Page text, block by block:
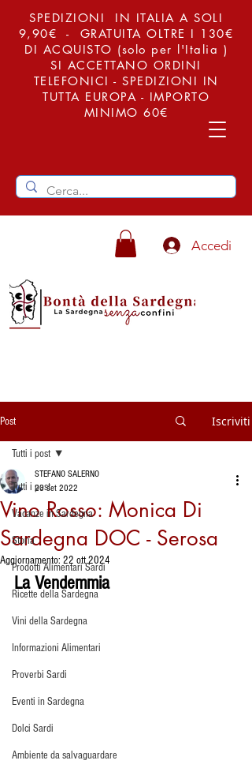
SPEDIZIONI IN ITALIA A SOLI
9,90€ - GRATUITA OLTRE I 130€
DI ACQUISTO (solo per l'Italia )
SI ACCETTANO ORDINI
TELEFONICI - SPEDIZIONI IN
TUTTA EUROPA - IMPORTO
MINIMO 60€
Accedi
Post Iscriviti
Tutti i post
Vacanze in Sardegna
Storia
Prodotti Alimentari Sardi
Ricette della Sardegna
Vini della Sardegna
Informazioni Alimentari
Proverbi Sardi
Eventi in Sardegna
Dolci Sardi
Ambiente da salvaguardare
Tutti i post
Vino Rosso: Monica Di
Sardegna DOC - Serosa
STEFANO SALERNO
23 set 2022
Aggiornamento: 22 ott 2024
La Vendemmia